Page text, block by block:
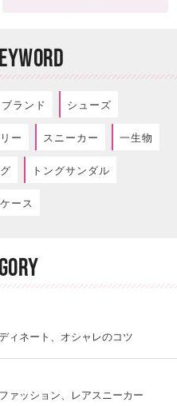
ランド シューズ
ー スニーカー 一生物
トングサンダル
ース
ィネート、オシャレのコツ
ァッション、レアスニーカー